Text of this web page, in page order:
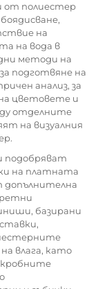
от полиестер
на
на вода в
методи на
подготвяне на
анализ, за
цветовете и
отделните
на визуалния
на платната
допълнителна
базирани
влага, като